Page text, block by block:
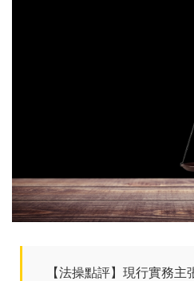
【法操點評】現行實務